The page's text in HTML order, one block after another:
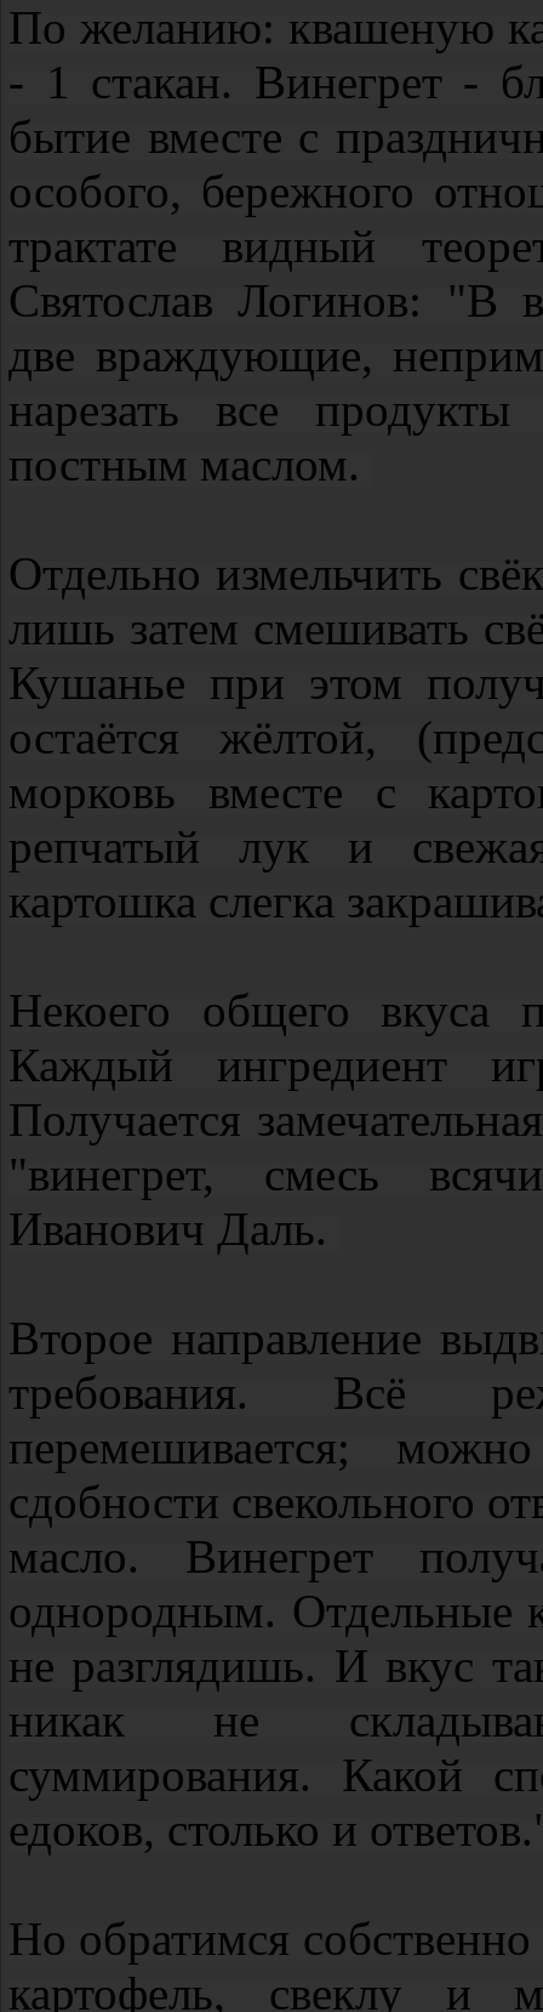
По желанию: квашеную
- 1 стакан. Винегрет -
бытие вместе с
особого, бережного
трактате видный
Святослав Логинов: "В
две враждующие,
нарезать все
постным маслом.
Отдельно измельчить
лишь затем смешивать
Кушанье при этом
остаётся жёлтой,
морковь вместе с
репчатый лук и
картошка слегка
Hекоего общего вкуса
Каждый ингредиент
Получается
"винегрет, смесь
Иванович Даль.
Второе направление
требования. Всё
перемешивается;
сдобности свекольного
масло. Винегрет
однородным. Отдельные
не разглядишь. И вкус
никак не
суммирования. Какой
едоков, столько и
Но обратимся
картофель, свеклу и